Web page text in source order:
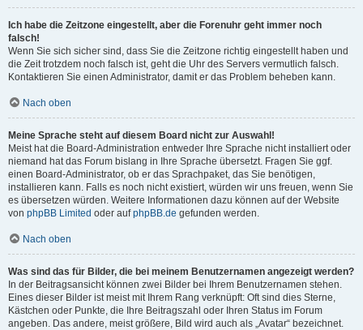
Ich habe die Zeitzone eingestellt, aber die Forenuhr geht immer noch
falsch!
Wenn Sie sich sicher sind, dass Sie die Zeitzone richtig eingestellt haben und
die Zeit trotzdem noch falsch ist, geht die Uhr des Servers vermutlich falsch.
Kontaktieren Sie einen Administrator, damit er das Problem beheben kann.
Nach oben
Meine Sprache steht auf diesem Board nicht zur Auswahl!
Meist hat die Board-Administration entweder Ihre Sprache nicht installiert oder
niemand hat das Forum bislang in Ihre Sprache übersetzt. Fragen Sie ggf.
einen Board-Administrator, ob er das Sprachpaket, das Sie benötigen,
installieren kann. Falls es noch nicht existiert, würden wir uns freuen, wenn Sie
es übersetzen würden. Weitere Informationen dazu können auf der Website
von phpBB Limited oder aufphpBB.de gefunden werden.
Nach oben
Was sind das für Bilder, die bei meinem Benutzernamen angezeigt werden?
In der Beitragsansicht können zwei Bilder bei Ihrem Benutzernamen stehen.
Eines dieser Bilder ist meist mit Ihrem Rang verknüpft: Oft sind dies Sterne,
Kästchen oder Punkte, die Ihre Beitragszahl oder Ihren Status im Forum
angeben. Das andere, meist größere, Bild wird auch als „Avatar“ bezeichnet.